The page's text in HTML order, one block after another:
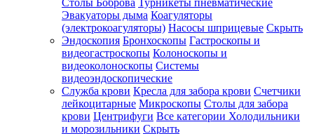
Столы Боброва Турникеты пневматические
Эвакуаторы дыма Коагуляторы
(электрокоагуляторы) Насосы шприцевые Скрыть
Эндоскопия Бронхоскопы Гастроскопы и
видеогастроскопы Колоноскопы и
видеоколоноскопы Системы
видеоэндоскопические
Служба крови Кресла для забора крови Счетчики
лейкоцитарные Микроскопы Столы для забора
крови Центрифуги Все категории Холодильники
и морозильники Скрыть